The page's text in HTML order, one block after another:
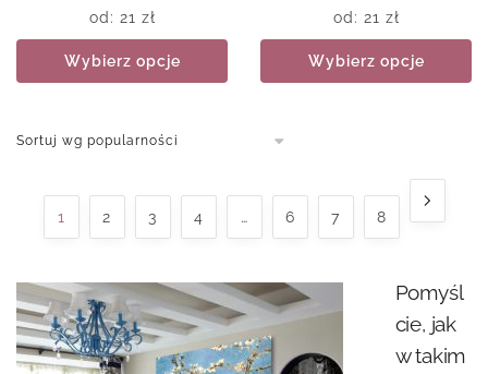
od: 21 zł
Wybierz opcje
od: 21 zł
Wybierz opcje
1 2 3 4 … 6 7 8
Pomyśl
cie, jak
w takim